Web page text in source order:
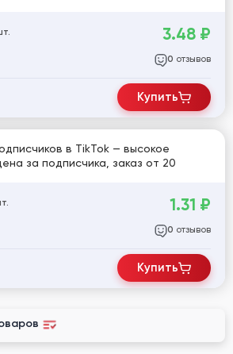
3.48 ₽
0 отзывов
Купить
в TikTok — высокое
за подписчика, заказ от 20
1.31 ₽
0 отзывов
Купить